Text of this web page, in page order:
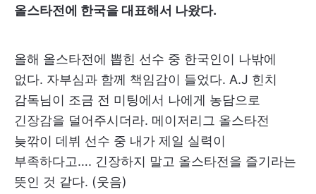
올스타전에 한국을 대표해서 나왔다.
올해 올스타전에 뽑힌 선수 중 한국인이 나밖에
없다. 자부심과 함께 책임감이 들었다. A.J 힌치
감독님이 조금 전 미팅에서 나에게 농담으로
긴장감을 덜어주시더라. 메이저리그 올스타전
늦깎이 데뷔 선수 중 내가 제일 실력이
부족하다고…. 긴장하지 말고 올스타전을 즐기라는
뜻인 것 같다. (웃음)